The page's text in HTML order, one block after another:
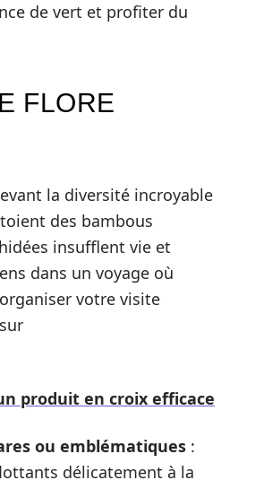
de vert et profiter du
FLORE
la diversité incroyable
des bambous
insufflent vie et
dans un voyage où
votre visite
produit en croix efficace
ou emblématiques :
délicatement à la